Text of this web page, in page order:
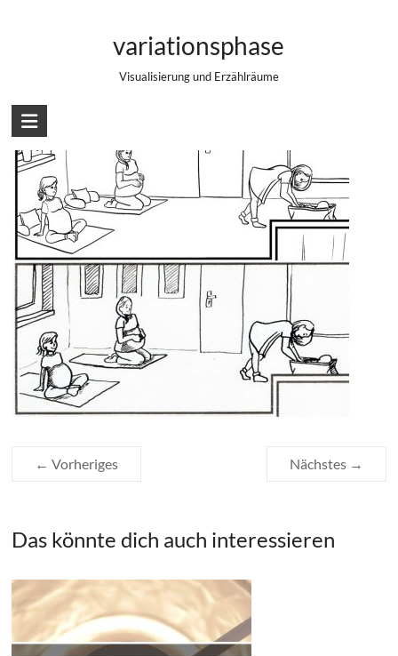
variationsphase
Visualisierung und Erzählräume
Inking Vergleich – Digital und analog
← Vorheriges Nächstes →
Das könnte dich auch interessieren